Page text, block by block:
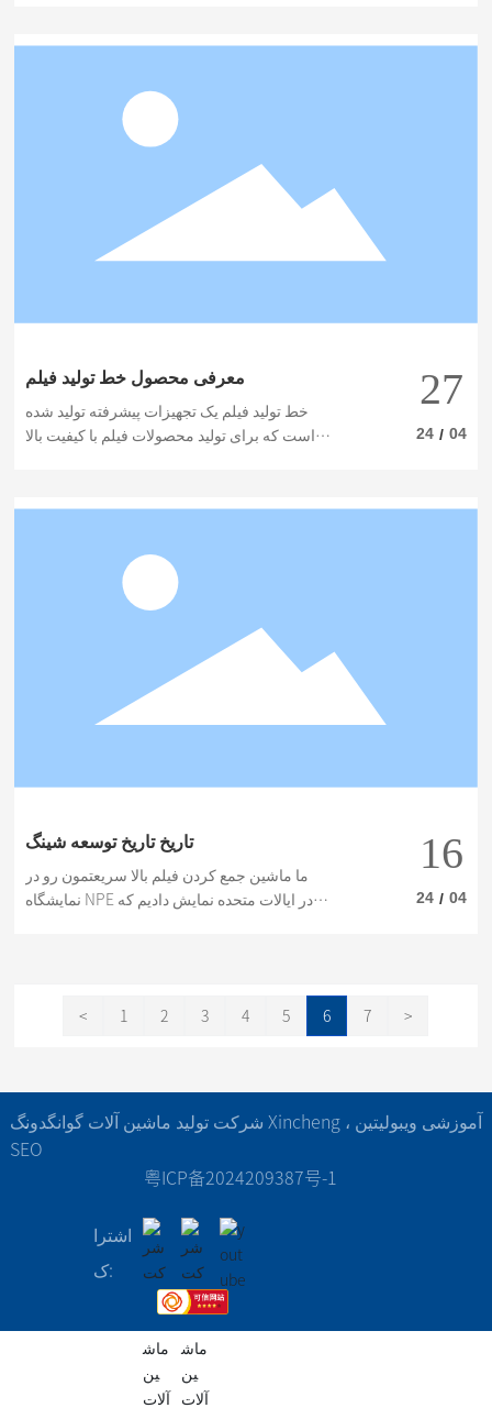
معرفی محصول خط تولید فیلم
خط تولید فیلم یک تجهیزات پیشرفته تولید شده
است که برای تولید محصولات فیلم با کیفیت بالا
مزایای آن اشاره می کند .
27
24 / 04
تاریخ تاریخ توسعه شینگ
ما ماشین جمع کردن فیلم بالا سریعتمون رو در
نمایشگاه NPE در ایالات متحده نمایش دادیم که
16
24 / 04
< 1 2 3 4 5 6 7 >
شرکت تولید ماشین آلات گوانگدونگ Xincheng ، آموزشی ویبولیتین
SEO
粤ICP备2024209387号-1
اشترا
ک: